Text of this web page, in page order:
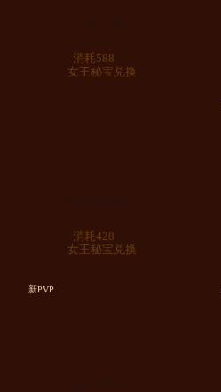
消耗588
女王秘宝兑换
消耗428
女王秘宝兑换
新PVP